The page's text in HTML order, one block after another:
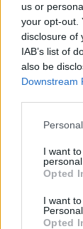
us or
your opt-out.
disclosure of
IAB’s list of
also be
Downstream
I want
personal
Opted
I want
Opted
Les couts
prince
11 mai 2026